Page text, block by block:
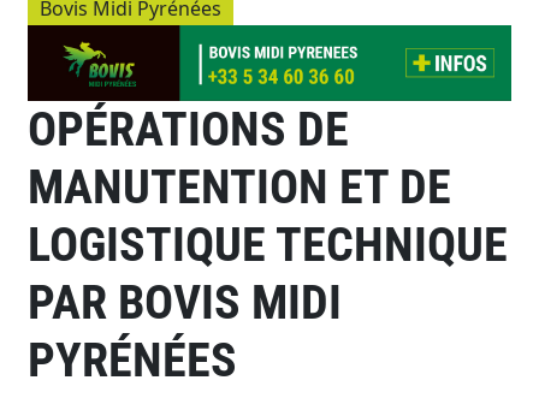
Bovis Midi Pyrénées
OPÉRATIONS DE
MANUTENTION ET DE
LOGISTIQUE TECHNIQUE
PAR BOVIS MIDI
PYRÉNÉES